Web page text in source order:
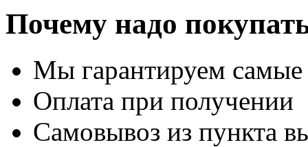
Почему надо
Мы гарантируем
Оплата при получении
Самовывоз из пункта